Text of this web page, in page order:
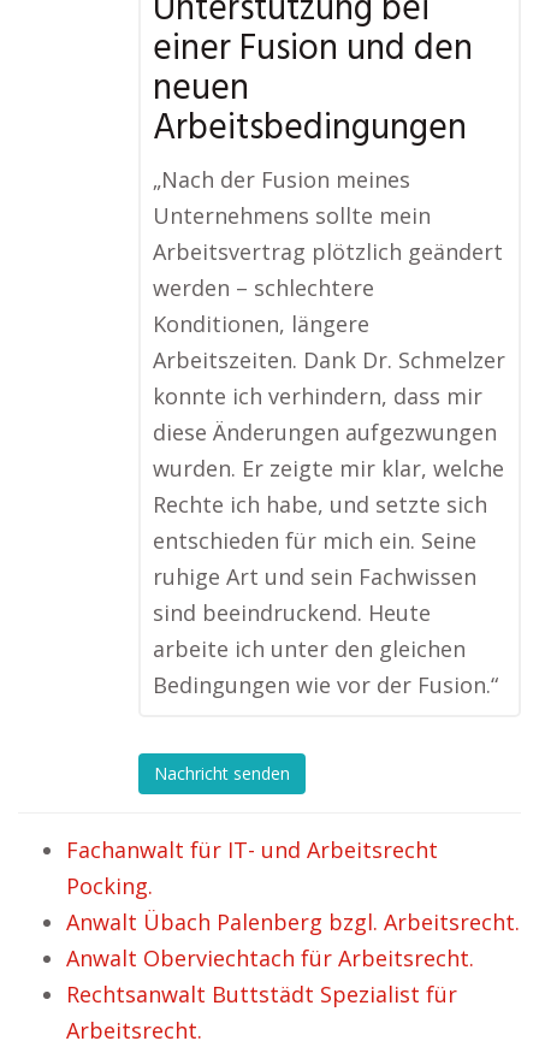
einer Fusion und den
neuen
Arbeitsbedingungen
„Nach der Fusion meines
Unternehmens sollte mein
Arbeitsvertrag plötzlich geändert
werden – schlechtere
Konditionen, längere
Arbeitszeiten. Dank Dr. Schmelzer
konnte ich verhindern, dass mir
diese Änderungen aufgezwungen
wurden. Er zeigte mir klar, welche
Rechte ich habe, und setzte sich
entschieden für mich ein. Seine
ruhige Art und sein Fachwissen
sind beeindruckend. Heute
arbeite ich unter den gleichen
Bedingungen wie vor der Fusion.“
Nachricht senden
Fachanwalt für IT- und Arbeitsrecht
Pocking.
Anwalt Übach Palenberg bzgl. Arbeitsrecht.
Anwalt Oberviechtach für Arbeitsrecht.
Rechtsanwalt Buttstädt Spezialist für
Arbeitsrecht.